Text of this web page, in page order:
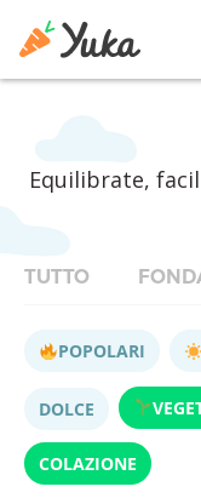
Equilibrate,
TUTTO
POPOLARI
DOLCE
COLAZIONE